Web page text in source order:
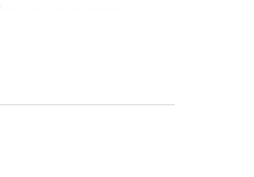
созданы с